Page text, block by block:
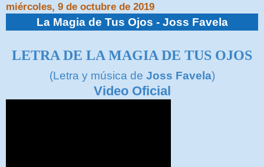
miércoles, 9 de octubre de 2019
La Magia de Tus Ojos - Joss Favela
LETRA DE LA MAGIA DE TUS OJOS
(Letra y música de Joss Favela)
Video Oficial